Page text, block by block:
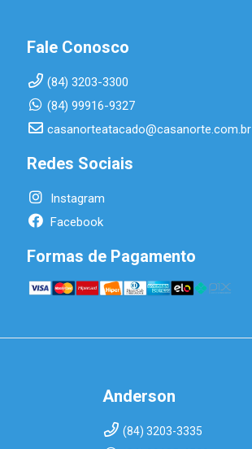
Fale Conosco
(84) 3203-3300
(84) 99916-9327
casanorteatacado@casanorte.com.br
Redes Sociais
Instagram
Facebook
Formas de Pagamento
Anderson
(84) 3203-3335